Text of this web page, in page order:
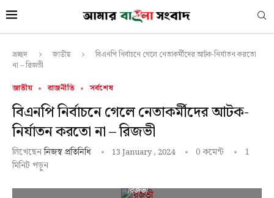
প্রচ্ছদ জাতীয়
বিএনপি নির্বাচনে গেলে নেতাকর্মীদের আটক-নির্যাতন করতো
না – রিজভী
জাতীয় রাজনীতি সর্বশেষ
বিএনপি নির্বাচনে গেলে নেতাকর্মীদের আটক-
নির্যাতন করতো না – রিজভী
লিখেছেননিজস্ব প্রতিনিধি 13 January , 2024 0 কমেন্ট
1
মিনিট পড়ুন
রিজভী